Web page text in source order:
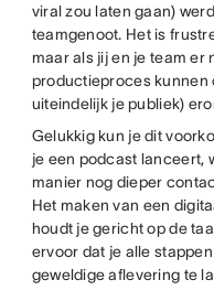
viral zou laten gaan)
teamgenoot. Het is
maar als jij en je team er
productieproces kunnen
uiteindelijk je publiek)
Gelukkig kun je dit
je een podcast lanceert,
manier nog dieper
Het maken van een
houdt je gericht op de
ervoor dat je alle
geweldige aflevering te